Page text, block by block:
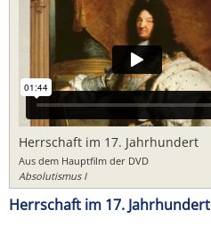
Herrschaft im 17. Jahrhundert
Aus dem Hauptfilm der DVD
Absolutismus I
Herrschaft im 17. Jahrhundert